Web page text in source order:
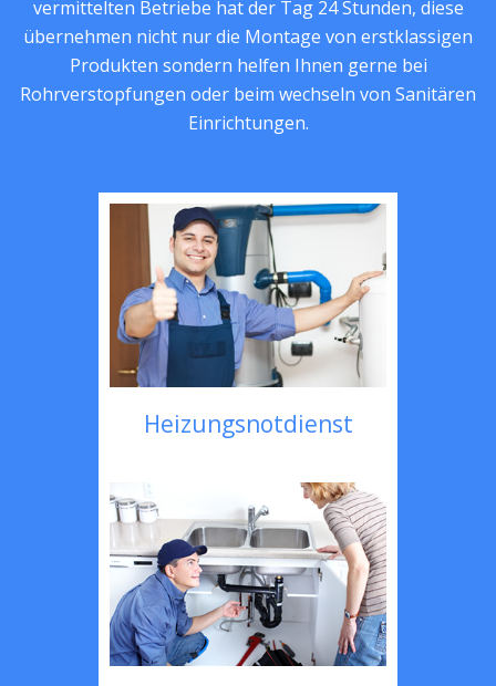
vermittelten Betriebe hat der Tag 24 Stunden, diese
übernehmen nicht nur die Montage von erstklassigen
Produkten sondern helfen Ihnen gerne bei
Rohrverstopfungen oder beim wechseln von Sanitären
Einrichtungen.
Heizungsnotdienst